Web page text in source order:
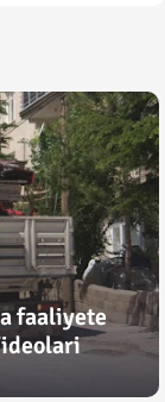
faaliyete